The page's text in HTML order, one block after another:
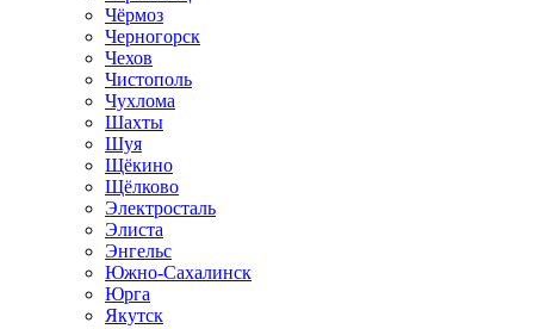
Чёрмоз
Черногорск
Чехов
Чистополь
Чухлома
Шахты
Шуя
Щёкино
Щёлково
Электросталь
Элиста
Энгельс
Южно-Сахалинск
Юрга
Якутск